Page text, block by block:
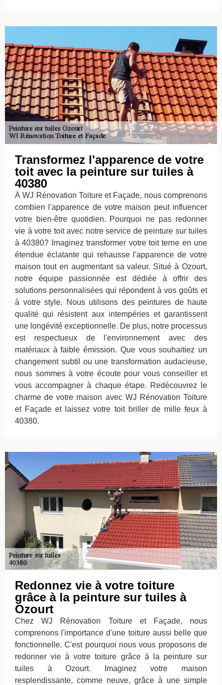
Transformez l'apparence de votre
toit avec la peinture sur tuiles à
40380
À WJ Rénovation Toiture et Façade, nous comprenons
combien l'apparence de votre maison peut influencer
votre bien-être quotidien. Pourquoi ne pas redonner
vie à votre toit avec notre service de peinture sur tuiles
à 40380? Imaginez transformer votre toit terne en une
étendue éclatante qui rehausse l'apparence de votre
maison tout en augmentant sa valeur. Situé à Ozourt,
notre équipe passionnée est dédiée à offrir des
solutions personnalisées qui répondent à vos goûts et
à votre style. Nous utilisons des peintures de haute
qualité qui résistent aux intempéries et garantissent
une longévité exceptionnelle. De plus, notre processus
est respectueux de l'environnement avec des
matériaux à faible émission. Que vous souhaitiez un
changement subtil ou une transformation audacieuse,
nous sommes à votre écoute pour vous conseiller et
vous accompagner à chaque étape. Redécouvrez le
charme de votre maison avec WJ Rénovation Toiture
et Façade et laissez votre toit briller de mille feux à
40380.
Redonnez vie à votre toiture
grâce à la peinture sur tuiles à
Ozourt
Chez WJ Rénovation Toiture et Façade, nous
comprenons l'importance d'une toiture aussi belle que
fonctionnelle. C'est pourquoi nous vous proposons de
redonner vie à votre toiture grâce à la peinture sur
tuiles à Ozourt. Imaginez votre maison
resplendissante, comme neuve, grâce à une simple